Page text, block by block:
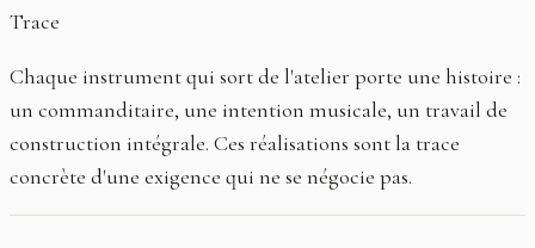
Trace
Chaque instrument qui sort de l'atelier porte une histoire :
un commanditaire, une intention musicale, un travail de
construction intégrale. Ces réalisations sont la trace
concrète d'une exigence qui ne se négocie pas.